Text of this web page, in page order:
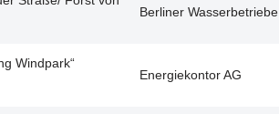
Berliner Wasserbetriebe
Windpark“
Energiekontor AG